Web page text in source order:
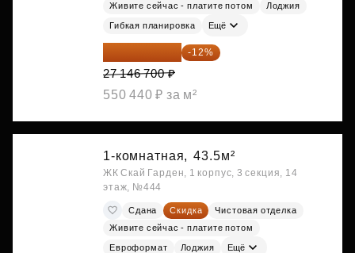
Живите сейчас - платите потом
Лоджия
Гибкая планировка Ещё
23 889 096 ₽ -12%
27 146 700 ₽
550 440 ₽ за м²
1-комнатная, 43.5м²
ЖК Скай Гарден, 1 корпус, 3 секция, 14
этаж, №444
Сдана Скидка
Чистовая отделка
Живите сейчас - платите потом
Евроформат Лоджия Ещё